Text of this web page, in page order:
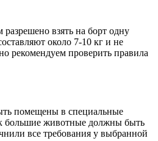
взять на борт одну
около 7-10 кг и не
рекомендуем проверить правила
помещены в специальные
большие животные должны быть
все требования у выбранной